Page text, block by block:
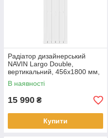
Радіатор дизайнерський
NAVIN Largo Double,
вертикальний, 456x1800 мм,
1386 Вт, бічне підключення,
білий
В наявності
15 990 ₴
Купити